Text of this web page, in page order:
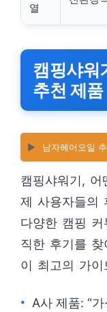
열
캠핑샤워
추천 제품
▶️ 남자헤어오일
캠핑샤워기, 어
제 사용자들의
다양한 캠핑
직한 후기를
이 최고의 가
A사 제품: “